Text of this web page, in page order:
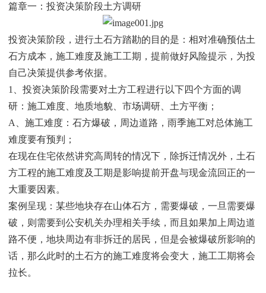
篇章一：投资决策阶段土方调研
投资决策阶段，进行土石方踏勘的目的是：相对准确预估土
石方成本，施工难度及施工工期，提前做好风险提示，为投
自己决策提供参考依据。
1、投资决策阶段需要对土方工程进行以下四个方面的调
研：施工难度、地质地貌、市场调研、土方平衡；
A、施工难度：石方爆破，周边道路，雨季施工对总体施工
难度要有预判；
在现在住宅依然讲究高周转的情况下，除拆迁情况外，土石
方工程的施工难度及工期是影响提前开盘与现金流回正的一
大重要因素。
案例呈现：某些地块存在山体石方，需要爆破，一旦需要爆
破，则需要到公安机关办理相关手续，而且如果加上周边道
路不便，地块周边有非拆迁的居民，但是会被爆破所影响的
话，那么此时的土石方的施工难度将会变大，施工工期将会
拉长。